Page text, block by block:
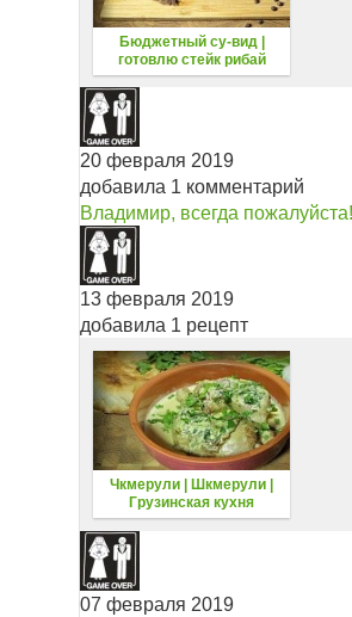
Бюджетный су-вид |
готовлю стейк рибай
20 февраля 2019
добавила 1 комментарий
Владимир, всегда пожалуйста!
13 февраля 2019
добавила 1 рецепт
Чкмерули | Шкмерули |
Грузинская кухня
07 февраля 2019